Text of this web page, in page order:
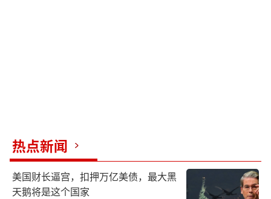
热点新闻
美国财长逼宫，扣押万亿美债，最大黑
天鹅将是这个国家